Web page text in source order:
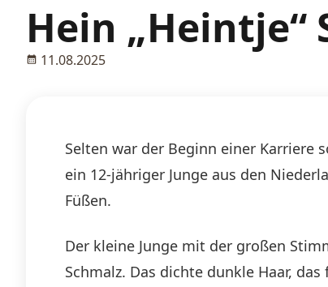
Hein „Heintje“
11.08.2025
Selten war der Beginn einer Karriere
ein 12-jähriger Junge aus den
Füßen.
Der kleine Junge mit der großen
Schmalz. Das dichte dunkle Haar,